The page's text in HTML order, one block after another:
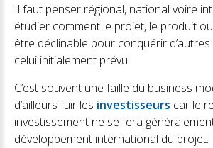
Il faut penser régional, national voire
étudier comment le projet, le produit
être déclinable pour conquérir
celui initialement prévu.
C’est souvent une faille du business
d’ailleurs fuir les investisseurs car le
investissement ne se fera
développement international du projet.